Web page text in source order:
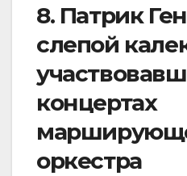
8. Патрик
слепой
концертах
оркестра